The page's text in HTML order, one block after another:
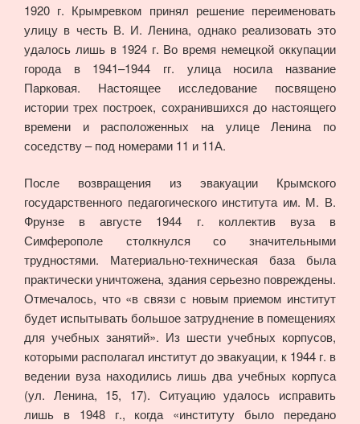
1920 г. Крымревком принял решение переименовать
улицу в честь В. И. Ленина, однако реализовать это
удалось лишь в 1924 г. Во время немецкой оккупации
города в 1941–1944 гг. улица носила название
Парковая. Настоящее исследование посвящено
истории трех построек, сохранившихся до настоящего
времени и расположенных на улице Ленина по
соседству – под номерами 11 и 11А.
После возвращения из эвакуации Крымского
государственного педагогического института им. М. В.
Фрунзе в августе 1944 г. коллектив вуза в
Симферополе столкнулся со значительными
трудностями. Материально-техническая база была
практически уничтожена, здания серьезно повреждены.
Отмечалось, что «в связи с новым приемом институт
будет испытывать большое затруднение в помещениях
для учебных занятий». Из шести учебных корпусов,
которыми располагал институт до эвакуации, к 1944 г. в
ведении вуза находились лишь два учебных корпуса
(ул. Ленина, 15, 17). Ситуацию удалось исправить
лишь в 1948 г., когда «институту было передано